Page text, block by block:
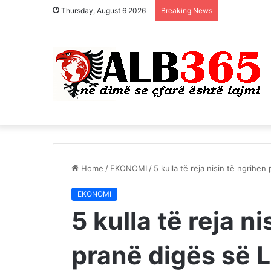
Thursday, August 6 2026 Breaking News
Home / EKONOMI / 5 kulla të reja nisin të ngrihen
EKONOMI
5 kulla të reja
pranë digës së